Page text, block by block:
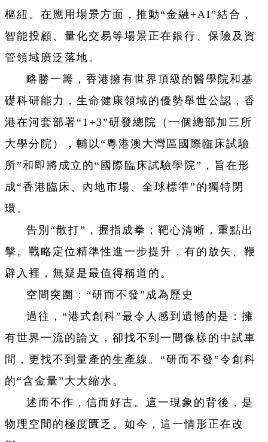
樞紐。在應用場景方面，推動“金融+AI”結合，
智能投顧、量化交易等場景正在銀行、保險及資
管領域廣泛落地。
略勝一籌，香港擁有世界頂級的醫學院和基
礎科研能力，生命健康領域的優勢舉世公認，香
港在河套部署“1+3”研發總院（一個總部加三所
大學分院），輔以“粵港澳大灣區國際臨床試驗
所”和即將成立的“國際臨床試驗學院”，旨在形
成“香港臨床、內地市場、全球標準”的獨特閉
環。
告別“散打”，握指成拳；靶心清晰，重點出
擊。戰略定位精準性進一步提升，有的放矢、鞭
辟入裡，無疑是最值得稱道的。
空間突圍：“研而不發”成為歷史
過往，“港式創科”最令人感到遺憾的是：擁
有世界一流的論文，卻找不到一間像樣的中試車
間，更找不到量產的生產線。“研而不發”令創科
的“含金量”大大縮水。
述而不作，信而好古。這一現象的背後，是
物理空間的極度匱乏。如今，這一情形正在改